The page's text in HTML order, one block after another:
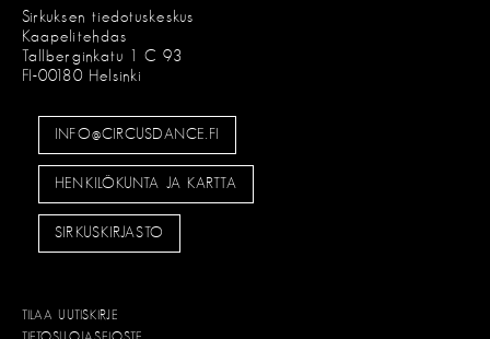
Sirkuksen tiedotuskeskus
Kaapelitehdas
Tallberginkatu 1 C 93
FI-00180 Helsinki
INFO@CIRCUSDANCE.FI
HENKILÖKUNTA JA KARTTA
SIRKUSKIRJASTO
TILAA UUTISKIRJE